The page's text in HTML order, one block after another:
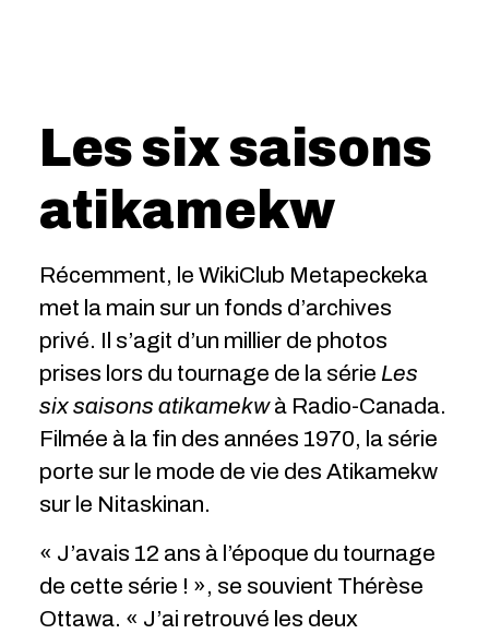
Les six saisons
atikamekw
Récemment, le WikiClub Metapeckeka
met la main sur un fonds d’archives
privé. Il s’agit d’un millier de photos
prises lors du tournage de la série Les
six saisons atikamekwà Radio-Canada.
Filmée à la fin des années 1970, la série
porte sur le mode de vie des Atikamekw
sur le Nitaskinan.
« J’avais 12 ans à l’époque du tournage
de cette série ! », se souvient Thérèse
Ottawa. « J’ai retrouvé les deux